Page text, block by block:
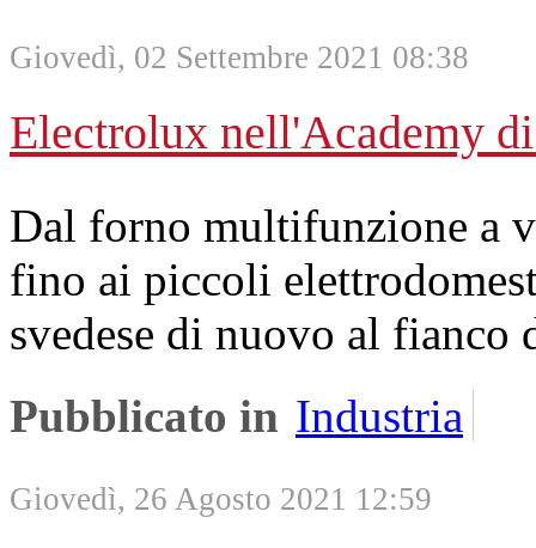
Giovedì, 02 Settembre 2021 08:38
Electrolux nell'Academy
Dal forno multifunzione a
fino ai piccoli
svedese di nuovo al
Pubblicato in Industria
Giovedì, 26 Agosto 2021 12:59